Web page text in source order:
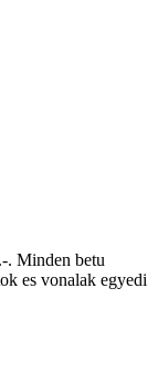
. Minden betu
es vonalak egyedi